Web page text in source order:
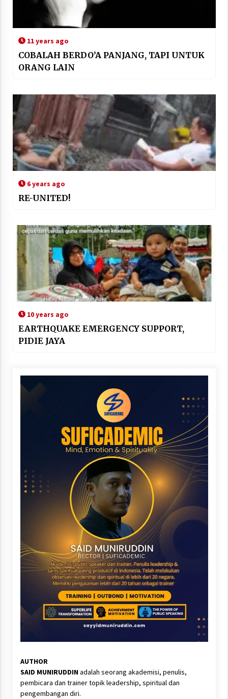
11 years ago
COBALAH BERDO’A PANJANG, TAPI UNTUK
ORANG LAIN
6 years ago
RE-UNITED!
10 years ago
EARTHQUAKE EMERGENCY SUPPORT,
PIDIE JAYA
AUTHOR
SAID MUNIRUDDINadalah seorang akademisi, penulis,
pembicara dan trainer topik leadership, spiritual dan
pengembangan diri.